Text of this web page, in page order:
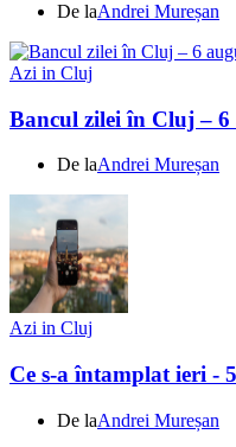
De laAndrei Mureșan
Azi in Cluj
Bancul zilei în Cluj – 6
De laAndrei Mureșan
Azi in Cluj
Ce s-a întamplat ieri -
De laAndrei Mureșan